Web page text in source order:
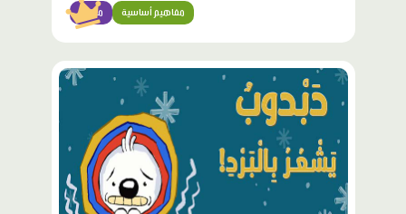
مبتدئ مفاهيم أساسية
محتوى
مميّز